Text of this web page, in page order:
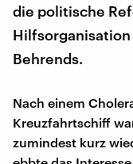
die politische
Hilfsorganisation
Behrends.
Nach einem
Kreuzfahrtschiff
zumindest kurz